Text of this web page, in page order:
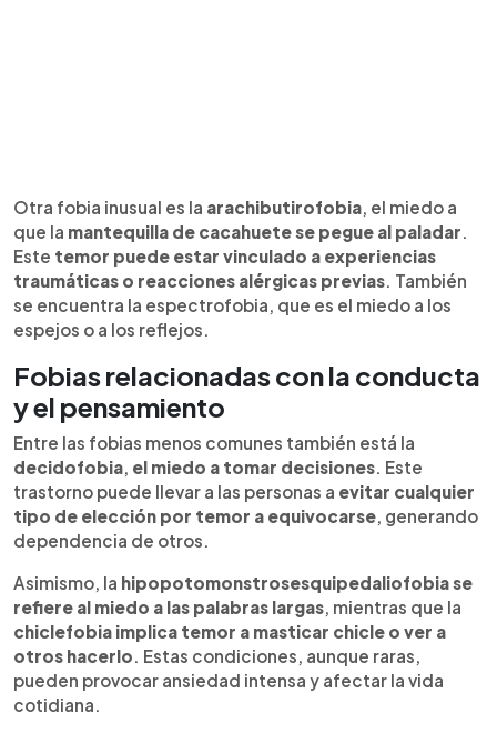
Otra fobia inusual es la arachibutirofobia, el miedo a
que la mantequilla de cacahuete se pegue al paladar.
Este temor puede estar vinculado a experiencias
traumáticas o reacciones alérgicas previas. También
se encuentra la espectrofobia, que es el miedo a los
espejos o a los reflejos.
Fobias relacionadas con la conducta
y el pensamiento
Entre las fobias menos comunes también está la
decidofobia, el miedo a tomar decisiones. Este
trastorno puede llevar a las personas a evitar cualquier
tipo de elección por temor a equivocarse, generando
dependencia de otros.
Asimismo, la hipopotomonstrosesquipedaliofobia se
refiere al miedo a las palabras largas, mientras que la
chiclefobia implica temor a masticar chicle o ver a
otros hacerlo. Estas condiciones, aunque raras,
pueden provocar ansiedad intensa y afectar la vida
cotidiana.